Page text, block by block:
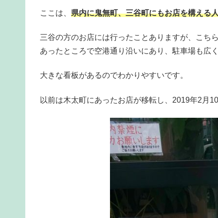
ここは、 県内に鬼無町、三谷町にもお店を構える
三谷の方のお店には行ったことありますが、こち
あったところで空港通り沿いにあり、駐車場も広
大きな看板があるのでわかりやすいです。
以前は木太町にあったお店が移転し、2019年2月